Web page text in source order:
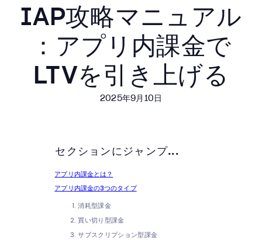
IAP攻略マニュアル
：アプリ内課金で​
LTVを​引き上げる
2025年9月10日
セクションにジャンプ...
アプリ内課金とは？
アプリ内課金の3つのタイプ
消耗型課金
買い切り型課金
サブスクリプション型課金